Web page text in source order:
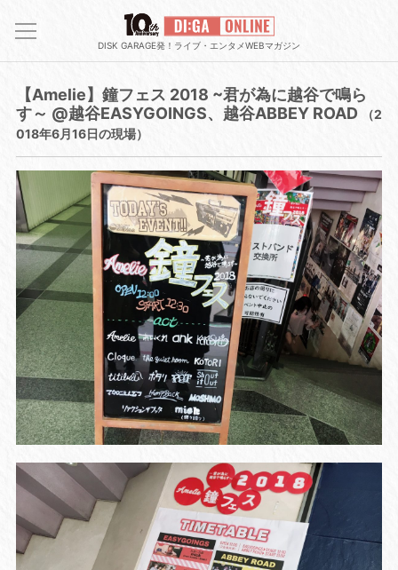
DISK GARAGE発！ライブ・エンタメWEBマガジン
【Amelie】鐘フェス 2018 ~君が為に越谷で鳴ら
す～ @越谷EASYGOINGS、越谷ABBEY ROAD
（2
018年6月16日の現場）